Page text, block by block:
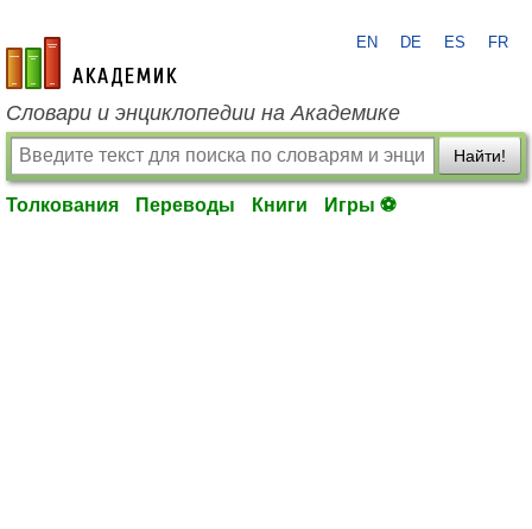
academic.ru
EN DE ES FR
Словари и энциклопедии на Академике
Найти!
Толкования Переводы Книги Игры ⚽